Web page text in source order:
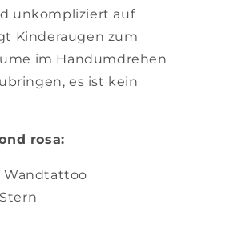
unkompliziert auf
Kinderaugen zum
im Handumdrehen
es ist kein
rosa:
Wandtattoo